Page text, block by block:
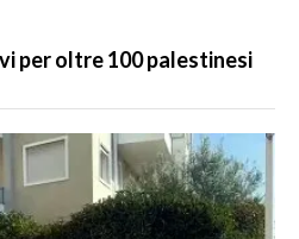
per oltre 100 palestinesi